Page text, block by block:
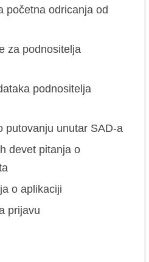
početna odricanja od
za podnositelja
podnositelja
putovanju unutar SAD-a
devet pitanja o
o aplikaciji
prijavu